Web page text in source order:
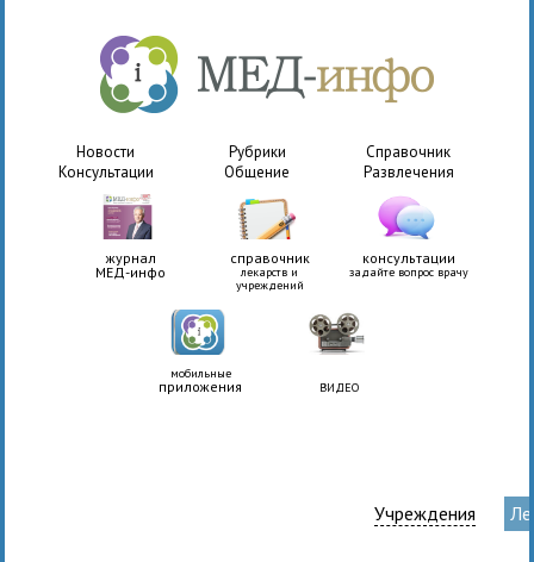
Новости Рубрики
Справочник
Консультации
Общение Развлечения
журнал
МЕД-инфо
справочник
лекарств и
учреждений
консультации
задайте вопрос врачу
мобильные
приложения ВИДЕО
Учреждения